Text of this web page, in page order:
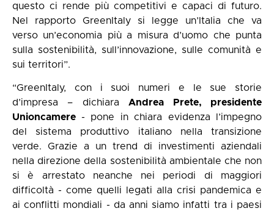
questo ci rende più competitivi e capaci di futuro.
Nel rapporto GreenItaly si legge un’Italia che va
verso un’economia più a misura d’uomo che punta
sulla sostenibilità, sull’innovazione, sulle comunità e
sui territori”.
“GreenItaly, con i suoi numeri e le sue storie
d’impresa – dichiaraAndrea Prete, presidente
Unioncamere - pone in chiara evidenza l’impegno
del sistema produttivo italiano nella transizione
verde. Grazie a un trend di investimenti aziendali
nella direzione della sostenibilità ambientale che non
si è arrestato neanche nei periodi di maggiori
difficoltà - come quelli legati alla crisi pandemica e
ai conflitti mondiali - da anni siamo infatti tra i paesi